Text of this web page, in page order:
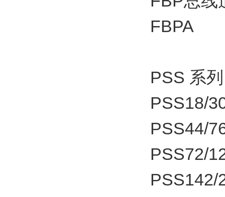
FBPA
PSS 系
PSS18/
PSS44/
PSS72/
PSS142/